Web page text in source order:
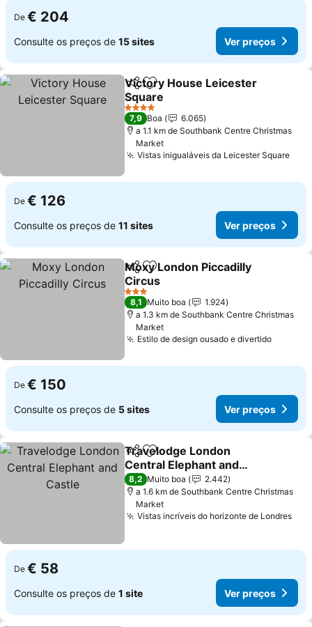
De € 204
Consulte os preços de 15 sites Ver preços
PartilharAdicionar aos favoritos
Victory House Leicester
Square
Ver preços
4 Estrelas
7,9 Boa
6.065
a 1.1 km de Southbank Centre Christmas
Market
Vistas inigualáveis da Leicester SquareVer
De € 126
Consulte os preços de 11 sites Ver preços
PartilharAdicionar aos favoritos
Moxy London Piccadilly
Circus
Ver preços
3 Estrelas
8,1 Muito boa
1.924
a 1.3 km de Southbank Centre Christmas
Market
Estilo de design ousado e divertidoVer
De € 150
Consulte os preços de 5 sites Ver preços
PartilharAdicionar aos favoritos
Travelodge London
Central Elephant and
Castle
Ver preços
8,2 Muito boa
2.442
a 1.6 km de Southbank Centre Christmas
Market
Vistas incríveis do horizonte de Londres
De € 58
Consulte os preços de 1 site Ver preços